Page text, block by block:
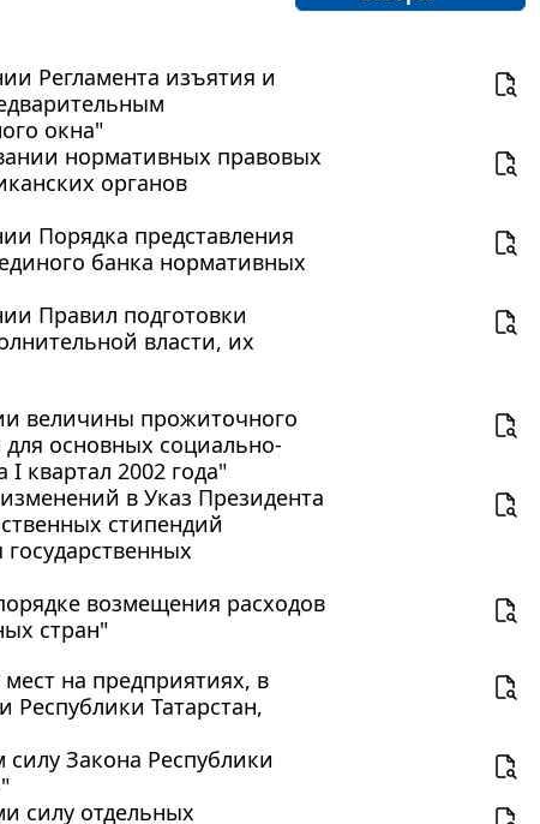
Регламента изъятия и
окна"
нормативных правовых
органов
Порядка представления
банка нормативных
Правил подготовки
власти, их
величины прожиточного
основных социально-
I квартал 2002 года"
в Указ Президента
стипендий
возмещения расходов
стран"
на предприятиях, в
Татарстан,
Закона Республики
силу отдельных